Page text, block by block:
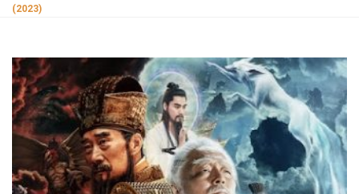
(2023)